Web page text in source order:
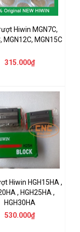
Hiwin MGN7C,
MGN12C, MGN15C
315.000₫
Hiwin HGH15HA ,
, HGH25HA ,
HGH30HA
530.000₫